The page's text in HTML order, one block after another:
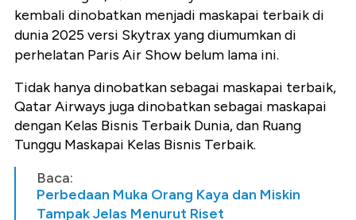
kembali dinobatkan menjadi maskapai terbaik di
dunia 2025 versi Skytrax yang diumumkan di
perhelatan Paris Air Show belum lama ini.
Tidak hanya dinobatkan sebagai maskapai terbaik,
Qatar Airways juga dinobatkan sebagai maskapai
dengan Kelas Bisnis Terbaik Dunia, dan Ruang
Tunggu Maskapai Kelas Bisnis Terbaik.
Baca:
Perbedaan Muka Orang Kaya dan Miskin
Tampak Jelas Menurut Riset